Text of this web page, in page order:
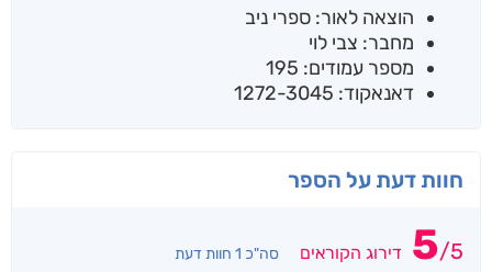
הוצאה לאור: ספרי ניב
מחבר: צבי לוי
מספר עמודים: 195
דאנאקוד: 1272-3045
חוות דעת על הספר
5/5 דירוג הקוראים סה"כ 1 חוות דעת